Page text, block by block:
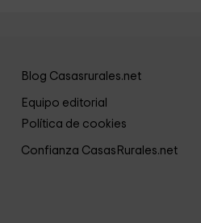
Blog Casasrurales.net
Equipo editorial
Política de cookies
Confianza CasasRurales.net